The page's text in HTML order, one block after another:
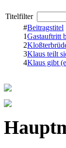
Titelfilter
#Beitragstitel
1Gastauftritt
2
3Klaus teilt
4Klaus gibt